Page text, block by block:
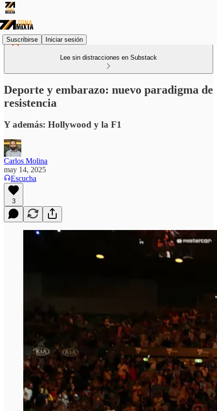
Suscribirse Iniciar sesión
Lee sin distracciones en Substack
Deporte y embarazo: nuevo paradigma de
resistencia
Y además: Hollywood y la F1
Carlos Molina
may 14, 2025
Escucha
3